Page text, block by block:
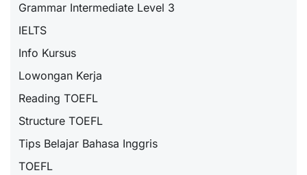
Grammar Intermediate Level 3
IELTS
Info Kursus
Lowongan Kerja
Reading TOEFL
Structure TOEFL
Tips Belajar Bahasa Inggris
TOEFL